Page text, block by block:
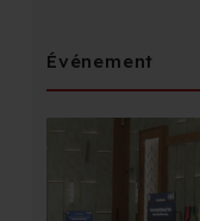
Événement